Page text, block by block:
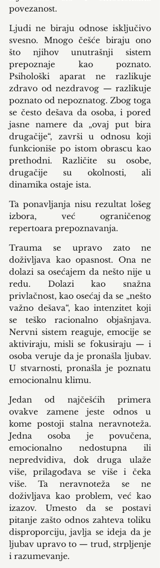
povezanost.
Ljudi ne biraju odnose isključivo
svesno. Mnogo češće biraju ono
što njihov unutrašnji sistem
prepoznaje kao poznato.
Psihološki aparat ne razlikuje
zdravo od nezdravog — razlikuje
poznato od nepoznatog. Zbog toga
se često dešava da osoba, i pored
jasne namere da „ovaj put bira
drugačije“, završi u odnosu koji
funkcioniše po istom obrascu kao
prethodni. Različite su osobe,
drugačije su okolnosti, ali
dinamika ostaje ista.
Ta ponavljanja nisu rezultat lošeg
izbora, već ograničenog
repertoara prepoznavanja.
Trauma se upravo zato ne
doživljava kao opasnost. Ona ne
dolazi sa osećajem da nešto nije u
redu. Dolazi kao snažna
privlačnost, kao osećaj da se „nešto
važno dešava“, kao intenzitet koji
se teško racionalno objašnjava.
Nervni sistem reaguje, emocije se
aktiviraju, misli se fokusiraju — i
osoba veruje da je pronašla ljubav.
U stvarnosti, pronašla je poznatu
emocionalnu klimu.
Jedan od najčešćih primera
ovakve zamene jeste odnos u
kome postoji stalna neravnoteža.
Jedna osoba je povučena,
emocionalno nedostupna ili
nepredvidiva, dok druga ulaže
više, prilagođava se više i čeka
više. Ta neravnoteža se ne
doživljava kao problem, već kao
izazov. Umesto da se postavi
pitanje zašto odnos zahteva toliku
disproporciju, javlja se ideja da je
ljubav upravo to — trud, strpljenje
i razumevanje.